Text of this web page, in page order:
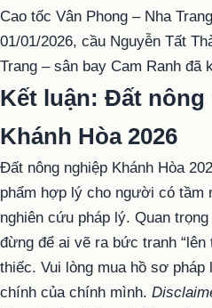
Cao tốc Vân Phong – Nha
01/01/2026, cầu Nguyễn Tất
Trang – sân bay Cam Ranh đã
Kết luận: Đất nông
Khánh Hòa 2026
Đất nông nghiệp Khánh Hòa
phẩm hợp lý cho người có tầm
nghiên cứu pháp lý. Quan
đừng để ai vẽ ra bức tranh “lên
thiếc. Vui lòng mua hồ sơ
chính của chính mình.